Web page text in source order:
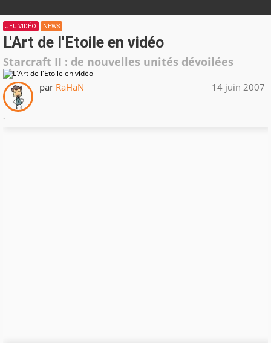
JEU VIDÉO NEWS
L'Art de l'Etoile en vidéo
Starcraft II : de nouvelles unités dévoilées
par RaHaN 14 juin 2007
.